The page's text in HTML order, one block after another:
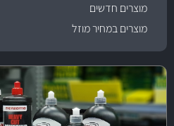
מוצרים חדשים
מוצרים במחיר מוזל